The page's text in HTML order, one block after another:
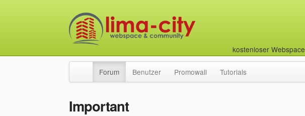
kostenloser Webspace
Forum Benutzer Promowall Tutorials
Important